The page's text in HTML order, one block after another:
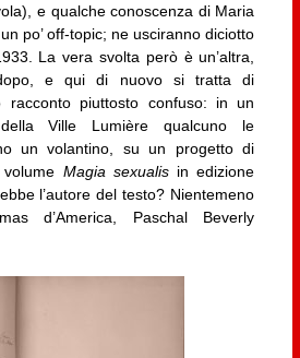
e qualche conoscenza di Maria
po’ off-topic; ne usciranno diciotto
La vera svolta però è un’altra,
e qui di nuovo si tratta di
racconto piuttosto confuso: in un
Ville Lumière qualcuno le
un volantino, su un progetto di
Magia sexualisin edizione
l’autore del testo? Nientemeno
d’America, Paschal Beverly